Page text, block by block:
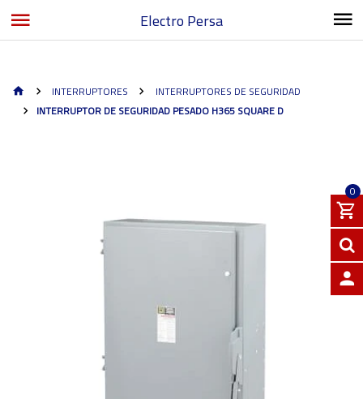
Electro Persa
0
INTERRUPTORES
INTERRUPTORES DE SEGURIDAD
INTERRUPTOR DE SEGURIDAD PESADO H365 SQUARE D